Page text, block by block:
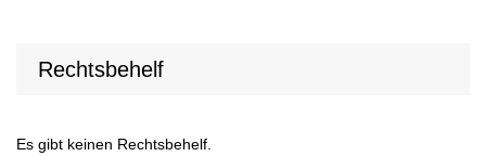
Rechtsbehelf
Es gibt keinen Rechtsbehelf.